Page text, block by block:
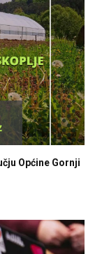
Općine Gornji